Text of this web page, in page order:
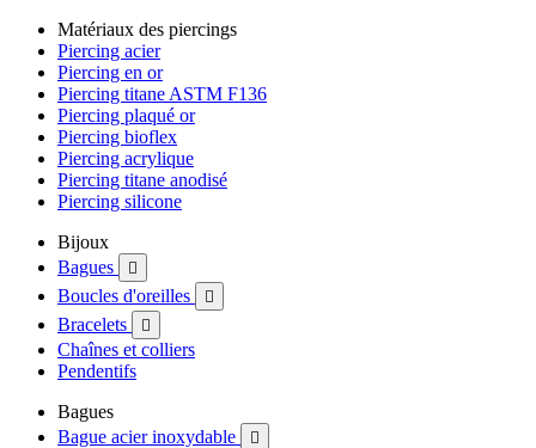
Matériaux des piercings
Piercing acier
Piercing en or
Piercing titane ASTM F136
Piercing plaqué or
Piercing bioflex
Piercing acrylique
Piercing titane anodisé
Piercing silicone
Bijoux
Bagues

Boucles d'oreilles 
Bracelets 
Chaînes et colliers
Pendentifs
Bagues
Bague acier inoxydable
